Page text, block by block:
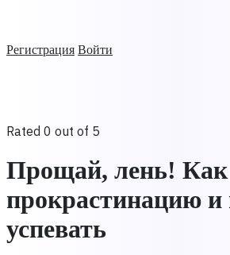
Регистрация Войти
Rated 0 out of 5
Прощай, лень! Как
прокрастинацию и
успевать